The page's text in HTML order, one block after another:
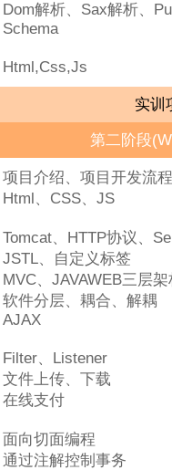
Dom解析、Sax解析、
Schema
Html,Css,Js
实训
第二阶段
项目介绍、项目开发流程
Html、CSS、JS
Tomcat、HTTP协议、
JSTL、自定义标签
MVC、JAVAWEB三层架
软件分层、耦合、解耦
AJAX
Filter、Listener
文件上传、下载
在线支付
面向切面编程
通过注解控制事务